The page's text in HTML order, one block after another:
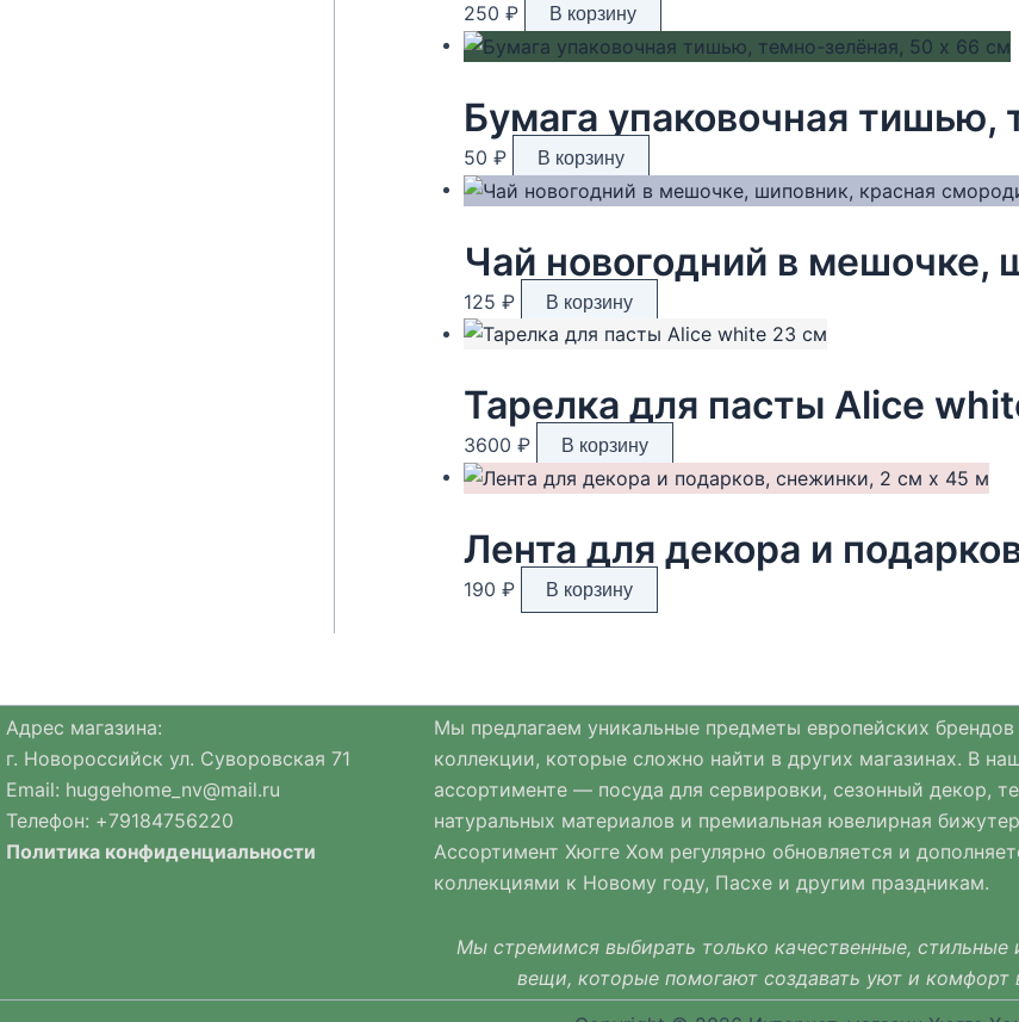
250 ₽ В корзину
Бумага упаковочная
50 ₽ В корзину
125 ₽ В корзину
Тарелка для пасты Alice
3600 ₽ В корзину
Лента для декора и
190 ₽ В корзину
Адрес магазина:
г. Новороссийск ул. Суворовская 71
Email: huggehome_nv@mail.ru
Телефон: +79184756220
Политика конфиденциальности
Мы предлагаем уникальные предметы европейских брендов
коллекции, которые сложно найти в других магазинах. В
ассортименте — посуда для сервировки, сезонный декор,
натуральных материалов и премиальная ювелирная
Ассортимент Хюгге Хом регулярно обновляется и
коллекциями к Новому году, Пасхе и другим праздникам.
Мы стремимся выбирать только качественные, стильные
вещи, которые помогают создавать уют и комфорт